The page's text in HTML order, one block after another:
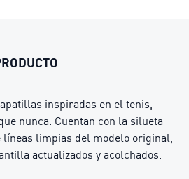
inspiradas en el tenis,
nunca. Cuentan con la silueta
líneas limpias del modelo original,
actualizados y acolchados.